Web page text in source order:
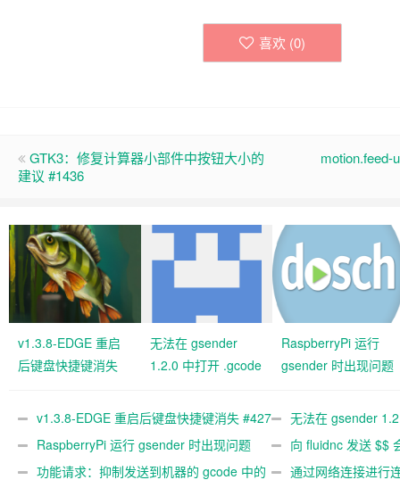
喜欢 (0)
GTK3：修复计算器小部件中按钮大小的
建议 #1436
motion.feed-
v1.3.8-EDGE 重启
后键盘快捷键消失
无法在 gsender
1.2.0 中打开 .gcode
RaspberryPi 运行
gsender 时出现问题
v1.3.8-EDGE 重启后键盘快捷键消失 #427
关闭
无法在 gsender
#367
RaspberryPi 运行 gsender 时出现问题
#89
向 fluidnc 发送 $$
#473
功能请求：抑制发送到机器的 gcode 中的 通过网络连接进行